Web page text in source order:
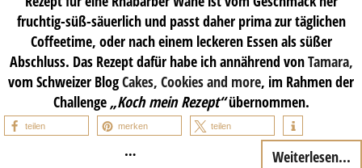
fruchtig-süß-säuerlich und passt daher prima zur täglichen
Coffeetime, oder nach einem leckeren Essen als süßer
Abschluss. Das Rezept dafür habe ich annährend vonTamara,
vom Schweizer BlogCakes, Cookies and more, im Rahmen der
Challenge „Koch mein Rezept“übernommen.
teilen merken teilen
… Weiterlesen...